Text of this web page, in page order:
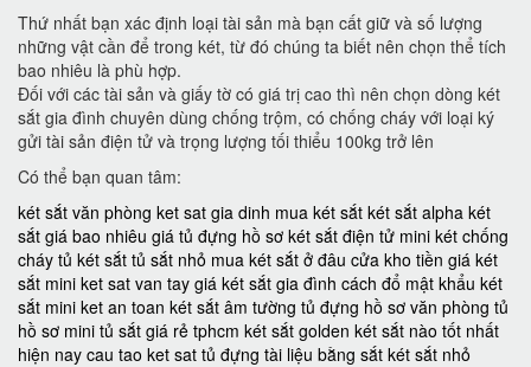
Thứ nhất bạn xác định loại tài sản mà bạn cất giữ và số lượng
những vật cần để trong két, từ đó chúng ta biết nên chọn thể tích
bao nhiêu là phù hợp.
Đối với các tài sản và giấy tờ có giá trị cao thì nên chọn dòng két
sắt gia đình chuyên dùng chống trộm, có chống cháy với loại ký
gửi tài sản điện tử và trọng lượng tối thiểu 100kg trở lên
Có thể bạn quan tâm:
két sắt văn phòng ket sat gia dinh mua két sắt két sắt alpha két
sắt giá bao nhiêu giá tủ đựng hồ sơ két sắt điện tử mini két chống
cháy tủ két sắt tủ sắt nhỏ mua két sắt ở đâu cửa kho tiền giá két
sắt mini ket sat van tay giá két sắt gia đình cách đổ mật khẩu két
sắt mini ket an toan két sắt âm tường tủ đựng hồ sơ văn phòng tủ
hồ sơ mini tủ sắt giá rẻ tphcm két sắt golden két sắt nào tốt nhất
hiện nay cau tao ket sat tủ đựng tài liệu bằng sắt két sắt nhỏ